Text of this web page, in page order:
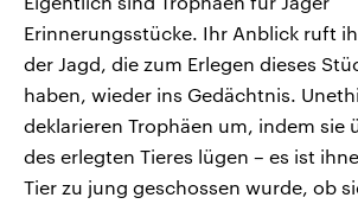
Erinnerungsstücke. Ihr Anblick ruft
der Jagd, die zum Erlegen dieses
haben, wieder ins Gedächtnis.
deklarieren Trophäen um, indem sie
des erlegten Tieres lügen – es ist
Tier zu jung geschossen wurde, ob